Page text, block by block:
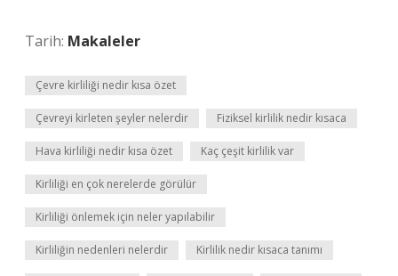
Tarih: Makaleler
Çevre kirliliği nedir kısa özet
Çevreyi kirleten şeyler nelerdir Fiziksel kirlilik nedir kısaca
Hava kirliliği nedir kısa özet Kaç çeşit kirlilik var
Kirliliği en çok nerelerde görülür
Kirliliği önlemek için neler yapılabilir
Kirliliğin nedenleri nelerdir Kirlilik nedir kısaca tanımı